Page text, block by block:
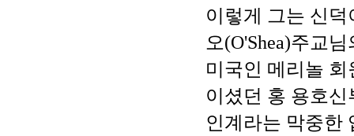
이렇게 그는 신
오(O'Shea)주교
미국인 메리놀
이셨던 홍 용호
인계라는 막중한